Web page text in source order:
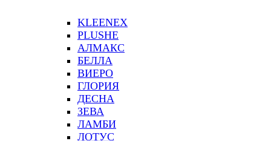
KLEENEX
PLUSHE
АЛМАКС
БЕЛЛА
ВИЕРО
ГЛОРИЯ
ДЕСНА
ЗЕВА
ЛАМБИ
ЛОТУС